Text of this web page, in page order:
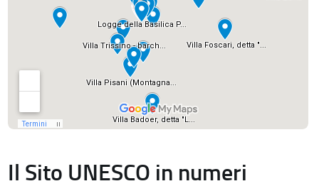
Il Sito UNESCO in numeri